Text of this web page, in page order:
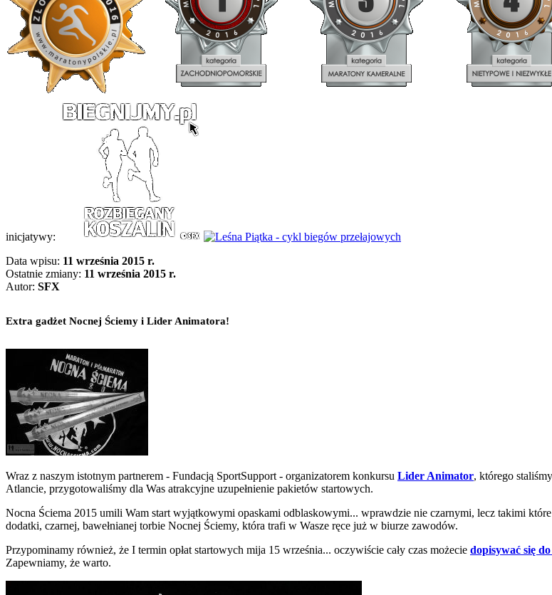
inicjatywy:
Data wpisu: 11 września 2015 r.
Ostatnie zmiany: 11 września 2015 r.
Autor: SFX
Extra gadżet Nocnej Ściemy i Lider Animatora!
Wraz z naszym istotnym partnerem - Fundacją SportSupport - organizatorem konkursu Lider Animator, którego
Atlancie, przygotowaliśmy dla Was atrakcyjne uzupełnienie pakietów startowych.
Nocna Ściema 2015 umili Wam start wyjątkowymi opaskami odblaskowymi... wprawdzie nie czarnymi, lecz takimi
dodatki, czarnej, bawełnianej torbie Nocnej Ściemy, która trafi w Wasze ręce już w biurze zawodów.
Przypominamy również, że I termin opłat startowych mija 15 września... oczywiście cały czas możecie dopisywać się
Zapewniamy, że warto.